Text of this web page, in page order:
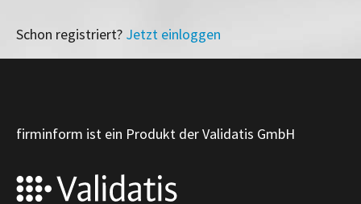
Schon registriert? Jetzt einloggen
firminform ist ein Produkt der Validatis GmbH